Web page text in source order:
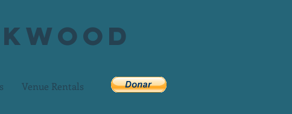
Venue Rentals